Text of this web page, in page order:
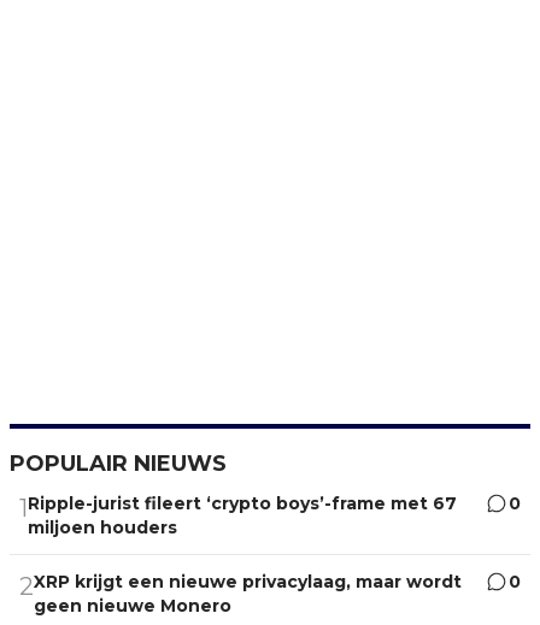
POPULAIR NIEUWS
1Ripple-jurist fileert ‘crypto boys’-frame met 67
miljoen houders
0
2XRP krijgt een nieuwe privacylaag, maar wordt
geen nieuwe Monero
0